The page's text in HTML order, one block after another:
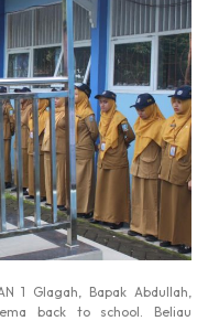
1 Glagah, Bapak Abdullah,
back to school. Beliau